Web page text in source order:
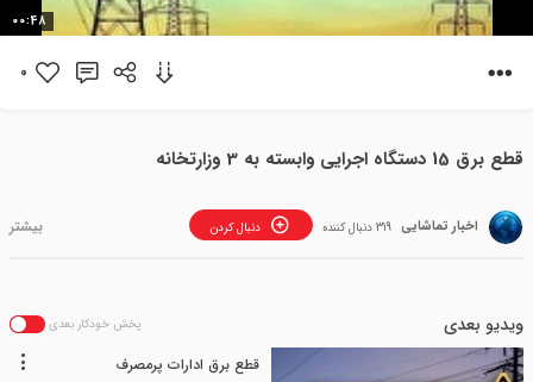
00:48
0
قطع برق 15 دستگاه اجرایی وابسته به 3 وزارتخانه
اخبار تماشایی دنبال کردن 319 دنبال کننده
ویدیو بعدی پخش خودکار بعدی
قطع برق ادارات پرمصرف